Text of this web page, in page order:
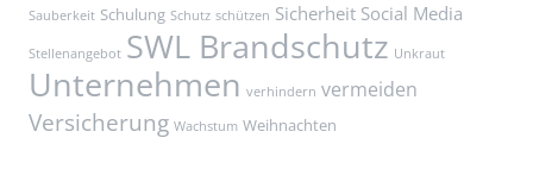
Sauberkeit Schulung Schutz schützen Sicherheit Social Media
Stellenangebot SWL Brandschutz Unkraut
Unternehmen verhindern vermeiden
Versicherung Wachstum Weihnachten